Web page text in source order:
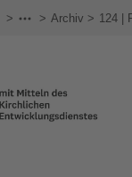
Newsletter
Archiv 124 |